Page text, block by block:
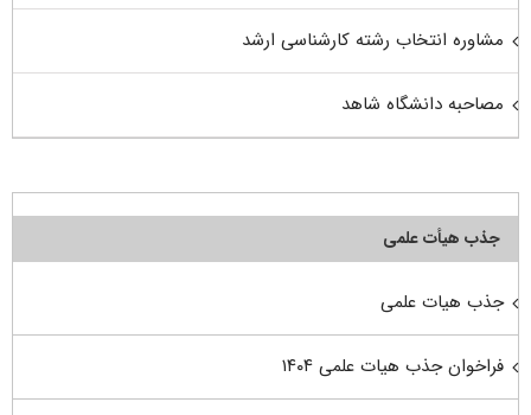
مشاوره انتخاب رشته کارشناسی ارشد
مصاحبه دانشگاه شاهد
جذب هیأت علمی
جذب هیات علمی
فراخوان جذب هیات علمی ۱۴۰۴